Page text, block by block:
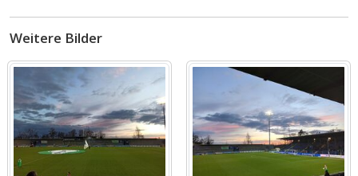
Weitere Bilder